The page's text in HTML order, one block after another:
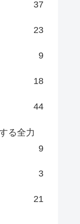
37
23
9
18
44
る全力
9
3
21